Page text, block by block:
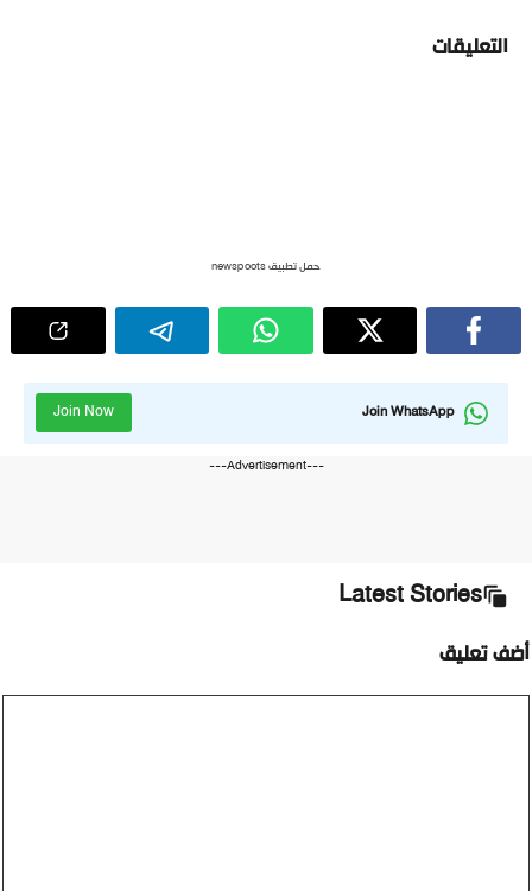
التعليقات
حمل تطبيق newspoots
Join WhatsApp
Join Now
---Advertisement---
Latest Stories
أضف تعليق